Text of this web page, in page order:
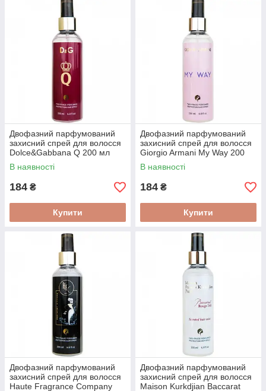
Двофазний парфумований
захисний спрей для волосся
Dolce&Gabbana Q 200 мл
В наявності
184 ₴
Купити
Двофазний парфумований
захисний спрей для волосся
Giorgio Armani My Way 200
мл
В наявності
184 ₴
Купити
Двофазний парфумований
захисний спрей для волосся
Haute Fragrance Company
Двофазний парфумований
захисний спрей для волосся
Maison Kurkdjian Baccarat